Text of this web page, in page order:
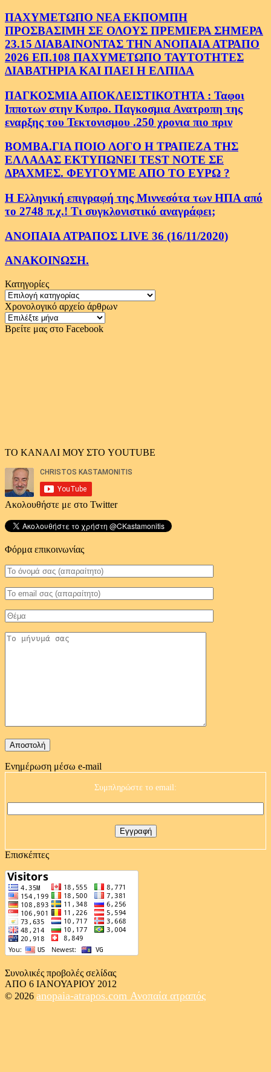
ΠΑΧΥΜΕΤΩΠΟ ΝΕΑ ΕΚΠΟΜΠΗ
ΠΡΟΣΒΑΣΙΜΗ ΣΕ ΟΛΟΥΣ ΠΡΕΜΙΕΡΑ ΣΗΜΕΡΑ
23.15 ΔΙΑΒΑΙΝΟΝΤΑΣ ΤΗΝ ΑΝΟΠΑΙΑ ΑΤΡΑΠΟ
2026 ΕΠ.108 ΠΑΧΥΜΕΤΩΠΟ ΤΑΥΤΟΤΗΤΕΣ
ΔΙΑΒΑΤΗΡΙΑ ΚΑΙ ΠΑΕΙ Η ΕΛΠΙΔΑ
ΠΑΓΚΟΣΜΙΑ ΑΠΟΚΛΕΙΣΤΙΚΟΤΗΤΑ : Ταφοι
Ιπποτων στην Κυπρο. Παγκοσμια Ανατροπη της
εναρξης του Τεκτονισμου .250 χρονια πιο πριν
ΒΟΜΒΑ.ΓΙΑ ΠΟΙΟ ΛΟΓΟ Η ΤΡΑΠΕΖΑ ΤΗΣ
ΕΛΛΑΔΑΣ ΕΚΤΥΠΩΝΕΙ TEST NOTE ΣΕ
ΔΡΑΧΜΕΣ. ΦΕΥΓΟΥΜΕ ΑΠΟ ΤΟ ΕΥΡΩ ?
Η Ελληνική επιγραφή της Μιννεσότα των ΗΠΑ από
το 2748 π.χ.! Τι συγκλονιστικό αναγράφει;
ΑΝΟΠΑΙΑ ΑΤΡΑΠΟΣ LIVE 36 (16/11/2020)
ΑΝΑΚΟΙΝΩΣΗ.
Κατηγορίες
Κατηγορίες
Χρονολογικό αρχείο άρθρων
Χρονολογικό
αρχείο
Βρείτε μας στο Facebook
ΤΟ ΚΑΝΑΛΙ ΜΟΥ ΣΤΟ YOUTUBE
Ακολουθήστε με στο Twitter
Φόρμα επικοινωνίας
Ενημέρωση μέσω e-mail
Συμπληρώστε το email:
Επισκέπτες
Συνολικές προβολές σελίδας
ΑΠΟ 6 ΙΑΝΟΥΑΡΙΟΥ 2012
© 2026 anopaia-atrapos.com Ανοπαία ατραπός